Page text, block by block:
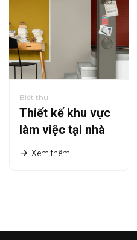
Biệt thự
Thiết kế khu vực
làm việc tại nhà
bạnXem thêm